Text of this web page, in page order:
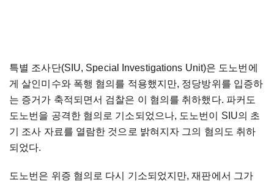
특별 조사단(SIU, Special Investigations Unit)은 도노번에
게 살인미수와 폭행 혐의를 적용했지만, 정당방위를 입증하
는 증거가 축적되면서 검찰은 이 혐의를 취하했다. 파커도
도노번을 공격한 혐의로 기소되었으나, 도노번이 SIU의 초
기 조사 자료를 열람한 것으로 밝혀지자 그의 혐의도 취하
되었다.
도노번은 위증 혐의로 다시 기소되었지만, 재판에서 그가